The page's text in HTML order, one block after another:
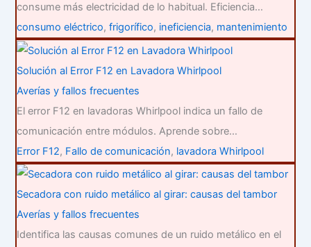
consume más electricidad de lo habitual. Eficiencia…
consumo eléctrico,frigorífico, ineficiencia, mantenimiento
Solución al Error F12 en Lavadora Whirlpool
Averías y fallos frecuentes
El error F12 en lavadoras Whirlpool indica un fallo de
comunicación entre módulos. Aprende sobre…
Error F12, Fallo de comunicación, lavadora Whirlpool
Secadora con ruido metálico al girar: causas del tambor
Averías y fallos frecuentes
Identifica las causas comunes de un ruido metálico en el